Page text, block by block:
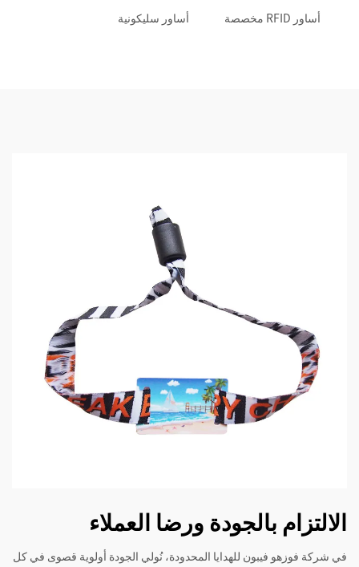
أساور RFID مخصصة أساور سليكونية
الالتزام بالجودة ورضا العملاء
في شركة فوزهو فيبون للهدايا المحدودة، نُولي الجودة أولوية قصوى في كل